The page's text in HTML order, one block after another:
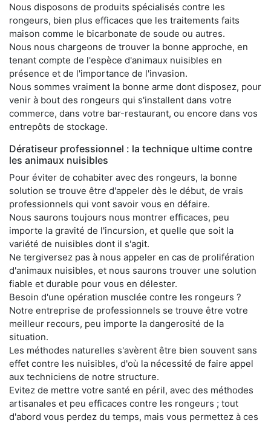
Nous disposons de produits spécialisés contre les
rongeurs, bien plus efficaces que les traitements faits
maison comme le bicarbonate de soude ou autres.
Nous nous chargeons de trouver la bonne approche, en
tenant compte de l'espèce d'animaux nuisibles en
présence et de l'importance de l'invasion.
Nous sommes vraiment la bonne arme dont disposez, pour
venir à bout des rongeurs qui s'installent dans votre
commerce, dans votre bar-restaurant, ou encore dans vos
entrepôts de stockage.
Dératiseur professionnel : la technique ultime contre
les animaux nuisibles
Pour éviter de cohabiter avec des rongeurs, la bonne
solution se trouve être d'appeler dès le début, de vrais
professionnels qui vont savoir vous en défaire.
Nous saurons toujours nous montrer efficaces, peu
importe la gravité de l'incursion, et quelle que soit la
variété de nuisibles dont il s'agit.
Ne tergiversez pas à nous appeler en cas de prolifération
d'animaux nuisibles, et nous saurons trouver une solution
fiable et durable pour vous en délester.
Besoin d'une opération musclée contre les rongeurs ?
Notre entreprise de professionnels se trouve être votre
meilleur recours, peu importe la dangerosité de la
situation.
Les méthodes naturelles s'avèrent être bien souvent sans
effet contre les nuisibles, d'où la nécessité de faire appel
aux techniciens de notre structure.
Evitez de mettre votre santé en péril, avec des méthodes
artisanales et peu efficaces contre les rongeurs ; tout
d'abord vous perdez du temps, mais vous permettez à ces